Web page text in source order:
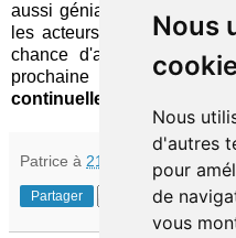
Nous
Nous
d'autres
pour
de
vous
aussi géniale soit-elle, car
les acteurs en place
chance d'affermir sa
prochaine génération
continuellement
Patrice à 21:30
Partager